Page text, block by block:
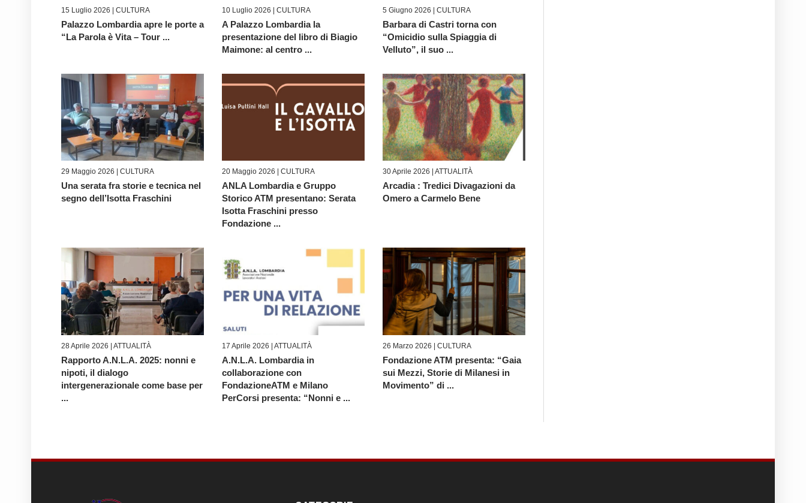
15 Luglio 2026 | CULTURA
Palazzo Lombardia apre le porte a
“La Parola è Vita – Tour ...
10 Luglio 2026 | CULTURA
A Palazzo Lombardia la
presentazione del libro di Biagio
Maimone: al centro ...
5 Giugno 2026 | CULTURA
Barbara di Castri torna con
“Omicidio sulla Spiaggia di
Velluto”, il suo ...
29 Maggio 2026 | CULTURA
Una serata fra storie e tecnica nel
segno dell’Isotta Fraschini
20 Maggio 2026 | CULTURA
ANLA Lombardia e Gruppo
Storico ATM presentano: Serata
Isotta Fraschini presso
Fondazione ...
30 Aprile 2026 | ATTUALITÀ
Arcadia : Tredici Divagazioni da
Omero a Carmelo Bene
28 Aprile 2026 | ATTUALITÀ
Rapporto A.N.L.A. 2025: nonni e
nipoti, il dialogo
intergenerazionale come base per
...
17 Aprile 2026 | ATTUALITÀ
A.N.L.A. Lombardia in
collaborazione con
FondazioneATM e Milano
PerCorsi presenta: “Nonni e ...
26 Marzo 2026 | CULTURA
Fondazione ATM presenta: “Gaia
sui Mezzi, Storie di Milanesi in
Movimento” di ...